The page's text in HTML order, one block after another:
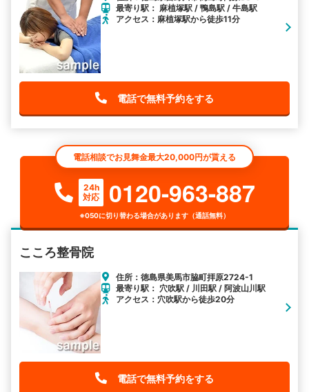
最寄り駅： 麻植塚駅 / 鴨島駅 / 牛島駅
アクセス：麻植塚駅から徒歩11分
電話で無料予約をする
電話相談でお見舞金最大20,000円が貰える
24h
対応
0120-963-887
※050に切り替わる場合があります（通話無料）
こころ整骨院
住所：徳島県美馬市脇町拝原2724-1
最寄り駅： 穴吹駅 / 川田駅 / 阿波山川駅
アクセス：穴吹駅から徒歩20分
電話で無料予約をする